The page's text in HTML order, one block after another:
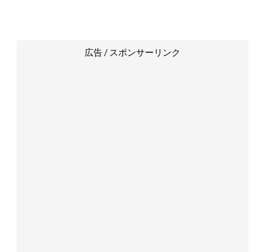
広告 / スポンサーリンク